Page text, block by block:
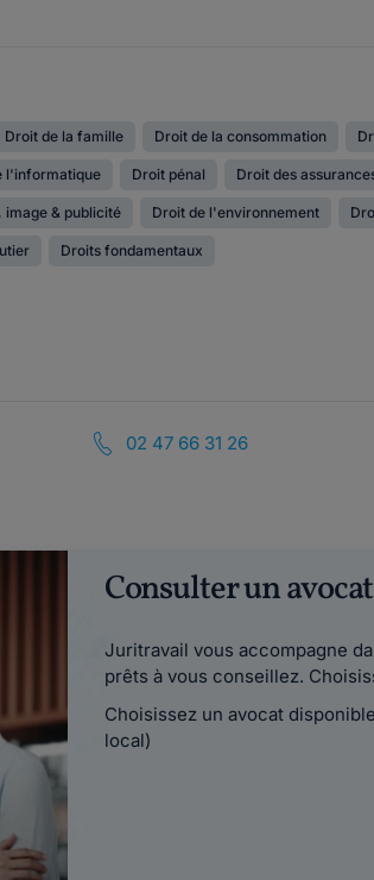
Droit de la famille Droit de la consommation
l'informatique Droit pénal Droit des
image & publicité Droit de l'environnement
Droits fondamentaux
02 47 66 31 26
Consulter un avocat
Juritravail vous accompagne
prêts à vous conseillez.
Choisissez un avocat
local)